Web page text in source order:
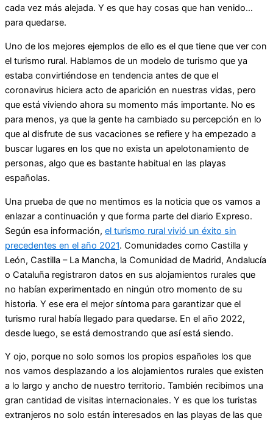
cada vez más alejada. Y es que hay cosas que han venido…
para quedarse.
Uno de los mejores ejemplos de ello es el que tiene que ver con
el turismo rural. Hablamos de un modelo de turismo que ya
estaba convirtiéndose en tendencia antes de que el
coronavirus hiciera acto de aparición en nuestras vidas, pero
que está viviendo ahora su momento más importante. No es
para menos, ya que la gente ha cambiado su percepción en lo
que al disfrute de sus vacaciones se refiere y ha empezado a
buscar lugares en los que no exista un apelotonamiento de
personas, algo que es bastante habitual en las playas
españolas.
Una prueba de que no mentimos es la noticia que os vamos a
enlazar a continuación y que forma parte del diario Expreso.
Según esa información, el turismo rural vivió un éxito sin
precedentes en el año 2021. Comunidades como Castilla y
León, Castilla – La Mancha, la Comunidad de Madrid, Andalucía
o Cataluña registraron datos en sus alojamientos rurales que
no habían experimentado en ningún otro momento de su
historia. Y ese era el mejor síntoma para garantizar que el
turismo rural había llegado para quedarse. En el año 2022,
desde luego, se está demostrando que así está siendo.
Y ojo, porque no solo somos los propios españoles los que
nos vamos desplazando a los alojamientos rurales que existen
a lo largo y ancho de nuestro territorio. También recibimos una
gran cantidad de visitas internacionales. Y es que los turistas
extranjeros no solo están interesados en las playas de las que